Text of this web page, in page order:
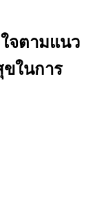
จตามแนว
ในการ